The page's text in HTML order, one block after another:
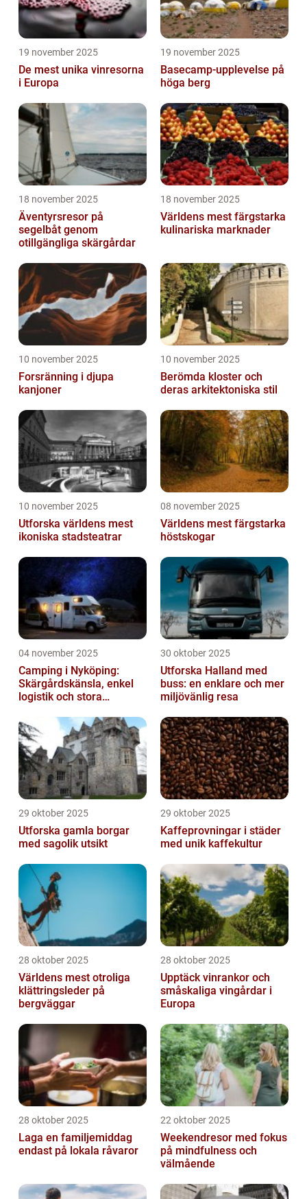
19 november 2025
De mest unika vinresorna
i Europa
19 november 2025
Basecamp-upplevelse på
höga berg
18 november 2025
Äventyrsresor på
segelbåt genom
otillgängliga skärgårdar
18 november 2025
Världens mest färgstarka
kulinariska marknader
10 november 2025
Forsränning i djupa
kanjoner
10 november 2025
Berömda kloster och
deras arkitektoniska stil
10 november 2025
Utforska världens mest
ikoniska stadsteatrar
08 november 2025
Världens mest färgstarka
höstskogar
04 november 2025
Camping i Nyköping:
Skärgårdskänsla, enkel
logistik och stora
30 oktober 2025
Utforska Halland med
buss: en enklare och mer
miljövänlig resa
29 oktober 2025
Utforska gamla borgar
med sagolik utsikt
29 oktober 2025
Kaffeprovningar i städer
med unik kaffekultur
28 oktober 2025
Världens mest otroliga
klättringsleder på
bergväggar
28 oktober 2025
Upptäck vinrankor och
småskaliga vingårdar i
Europa
28 oktober 2025
Laga en familjemiddag
endast på lokala råvaror
22 oktober 2025
Weekendresor med fokus
på mindfulness och
välmående